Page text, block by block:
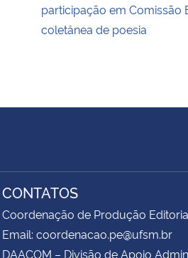
participação em Comissão
coletânea de poesia
CONTATOS
Coordenação de Produção
Email: coordenacao.pe@ufsm.br
DAACOM – Divisão de Apoio